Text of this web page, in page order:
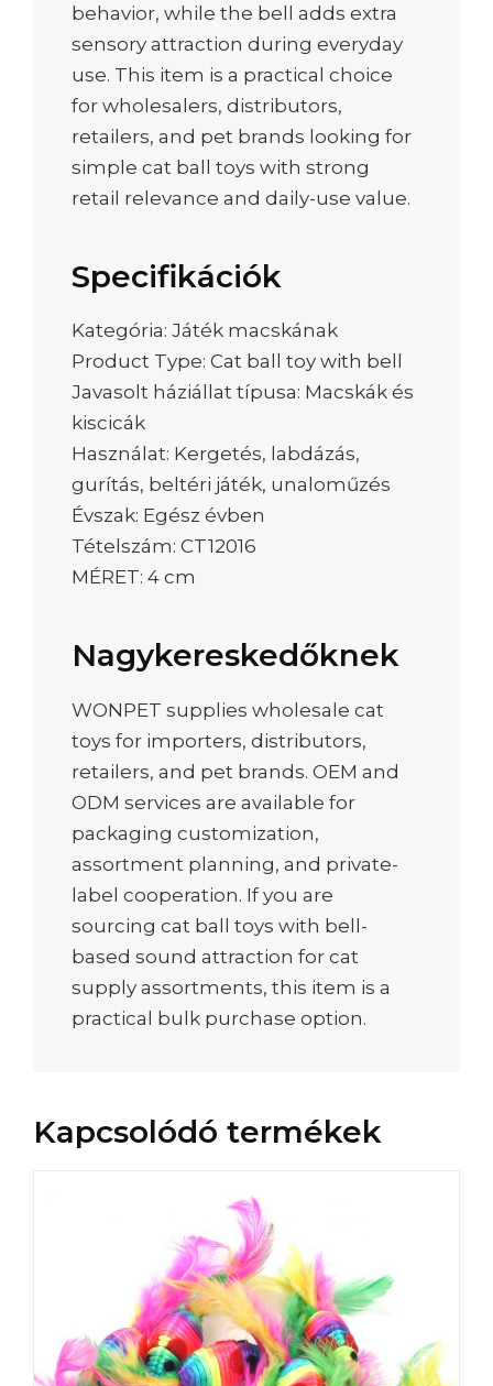
behavior, while the bell adds extra
sensory attraction during everyday
use. This item is a practical choice
for wholesalers, distributors,
retailers, and pet brands looking for
simple cat ball toys with strong
retail relevance and daily-use value.
Specifikációk
Kategória: Játék macskának
Product Type: Cat ball toy with bell
Javasolt háziállat típusa: Macskák és
kiscicák
Használat: Kergetés, labdázás,
gurítás, beltéri játék, unaloműzés
Évszak: Egész évben
Tételszám: CT12016
MÉRET: 4 cm
Nagykereskedőknek
WONPET supplies wholesale cat
toys for importers, distributors,
retailers, and pet brands. OEM and
ODM services are available for
packaging customization,
assortment planning, and private-
label cooperation. If you are
sourcing cat ball toys with bell-
based sound attraction for cat
supply assortments, this item is a
practical bulk purchase option.
Kapcsolódó termékek